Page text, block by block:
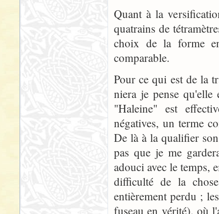
Quant à la
quatrains de
choix de la forme
comparable.
Pour ce qui est de la
niera je pense qu'elle
"Haleine" est
négatives, un terme
De là à la qualifier
pas que je me
adouci avec le temps,
difficulté de la
entièrement perdu ;
fuseau en vérité), où